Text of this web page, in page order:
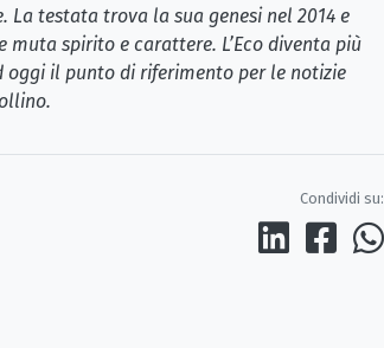
La testata trova la sua genesi nel 2014 e
muta spirito e carattere. L’Eco diventa più
il punto di riferimento per le notizie
Condividi su: